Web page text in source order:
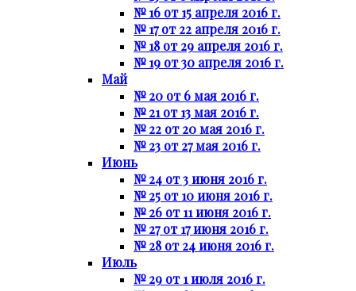
№ 16 от 15 апреля 2016 г.
№ 17 от 22 апреля 2016 г.
№ 18 от 29 апреля 2016 г.
№ 19 от 30 апреля 2016 г.
Май
№ 20 от 6 мая 2016 г.
№ 21 от 13 мая 2016 г.
№ 22 от 20 мая 2016 г.
№ 23 от 27 мая 2016 г.
Июнь
№ 24 от 3 июня 2016 г.
№ 25 от 10 июня 2016 г.
№ 26 от 11 июня 2016 г.
№ 27 от 17 июня 2016 г.
№ 28 от 24 июня 2016 г.
Июль
№ 29 от 1 июля 2016 г.